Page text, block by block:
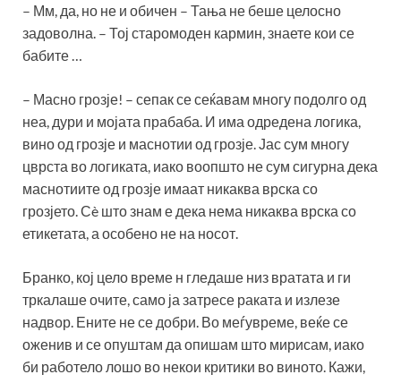
– Мм, да, но не и обичен – Тања не беше целосно
задоволна. – Тој старомоден кармин, знаете кои се
бабите …
– Масно грозје! – сепак се сеќавам многу подолго од
неа, дури и мојата прабаба. И има одредена логика,
вино од грозје и маснотии од грозје. Јас сум многу
цврста во логиката, иако воопшто не сум сигурна дека
маснотиите од грозје имаат никаква врска со
грозјето. Сè што знам е дека нема никаква врска со
етикетата, а особено не на носот.
Бранко, кој цело време н гледаше низ вратата и ги
тркалаше очите, само ја затресе раката и излезе
надвор. Ените не се добри. Во меѓувреме, веќе се
оженив и се опуштам да опишам што мирисам, иако
би работело лошо во некои критики во виното. Кажи,